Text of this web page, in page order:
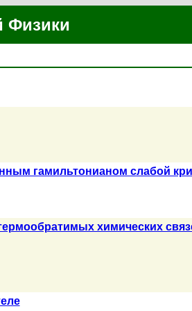
Физики
гамильтонианом слабой
химических